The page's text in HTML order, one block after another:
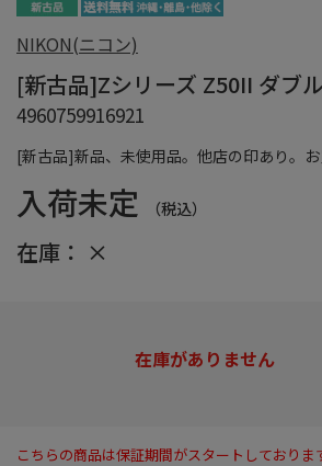
[新古品]新品、未使用品。他店の印あり。お
NIKON(ニコン)
[新古品]Zシリーズ Z50II ダブ
4960759916921
入荷未定 （税込）
在庫： ×
在庫がありません
こちらの商品は保証期間がスタートしておりま